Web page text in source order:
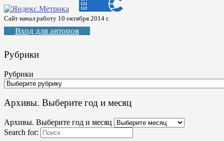
Сайт начал работу 10 октября 2014 г.
Вход для авторов
Рубрики
Рубрики
Архивы. Выберите год и месяц
Архивы. Выберите год и месяц
Search for: